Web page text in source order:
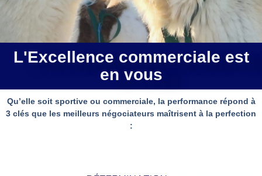
L'Excellence commerciale est
en vous
Qu’elle soit sportive ou commerciale, la performance répond à
3 clés que les meilleurs négociateurs maîtrisent à la perfection
: